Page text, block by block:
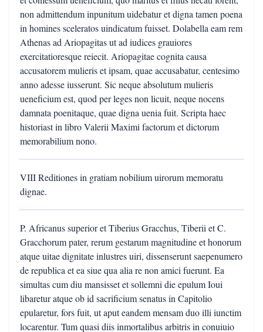
non admittendum inpunitum uidebatur et digna tamen poena
in homines sceleratos uindicatum fuisset. Dolabella eam rem
Athenas ad Ariopagitas ut ad iudices grauiores
exercitatioresque reiecit. Ariopagitae cognita causa
accusatorem mulieris et ipsam, quae accusabatur, centesimo
anno adesse iusserunt. Sic neque absolutum mulieris
ueneficium est, quod per leges non licuit, neque nocens
damnata poenitaque, quae digna uenia fuit. Scripta haec
historiast in libro Valerii Maximi factorum et dictorum
memorabilium nono.
VIII Reditiones in gratiam nobilium uirorum memoratu
dignae.
P. Africanus superior et Tiberius Gracchus, Tiberii et C.
Gracchorum pater, rerum gestarum magnitudine et honorum
atque uitae dignitate inlustres uiri, dissenserunt saepenumero
de republica et ea siue qua alia re non amici fuerunt. Ea
simultas cum diu mansisset et sollemni die epulum Ioui
libaretur atque ob id sacrificium senatus in Capitolio
epularetur, fors fuit, ut aput eandem mensam duo illi iunctim
locarentur. Tum quasi diis inmortalibus arbitris in conuiuio